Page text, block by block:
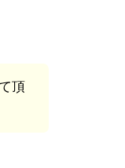
頂